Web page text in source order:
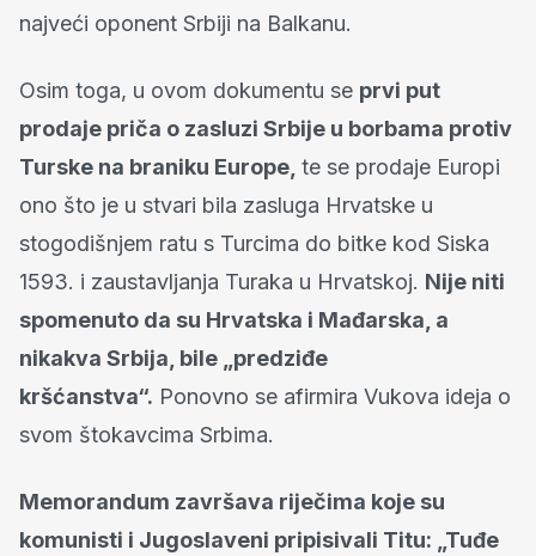
najveći oponent Srbiji na Balkanu.
Osim toga, u ovom dokumentu se prvi put
prodaje priča o zasluzi Srbije u borbama protiv
Turske na braniku Europe, te se prodaje Europi
ono što je u stvari bila zasluga Hrvatske u
stogodišnjem ratu s Turcima do bitke kod Siska
1593. i zaustavljanja Turaka u Hrvatskoj. Nije niti
spomenuto da su Hrvatska i Mađarska, a
nikakva Srbija, bile „predziđe
kršćanstva“. Ponovno se afirmira Vukova ideja o
svom štokavcima Srbima.
Memorandum završava riječima koje su
komunisti i Jugoslaveni pripisivali Titu: „Tuđe